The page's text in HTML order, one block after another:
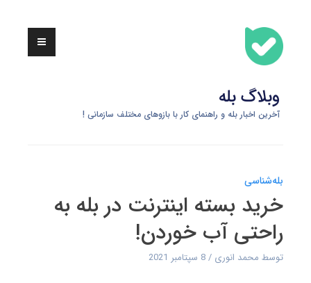
content
وبلاگ بله
آخرین اخبار بله و راهنمای کار با بازوهای مختلف سازمانی !
بله‌شناسی
خرید بسته اینترنت در بله به
راحتی آب خوردن!
توسط محمد انوری 8 سپتامبر 2021